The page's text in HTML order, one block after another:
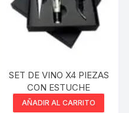
SET DE VINO X4 PIEZAS
CON ESTUCHE
AÑADIR AL CARRITO